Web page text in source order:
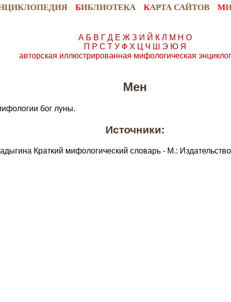
БИБЛИОТЕКА КАРТА САЙТОВ М
А Б В Г Д Е Ж З И Й К Л М Н О
П Р С Т У Ф Х Ц Ч Ш Э Ю Я
авторская иллюстрированная мифологическая
Мен
бог луны.
Источники:
Краткий мифологический словарь - М.: